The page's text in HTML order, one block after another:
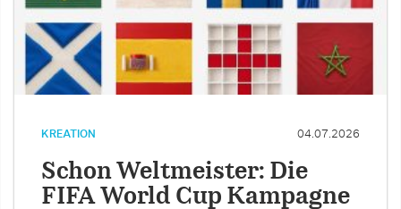
KREATION 04.07.2026
Schon Weltmeister: Die
FIFA World Cup Kampagne